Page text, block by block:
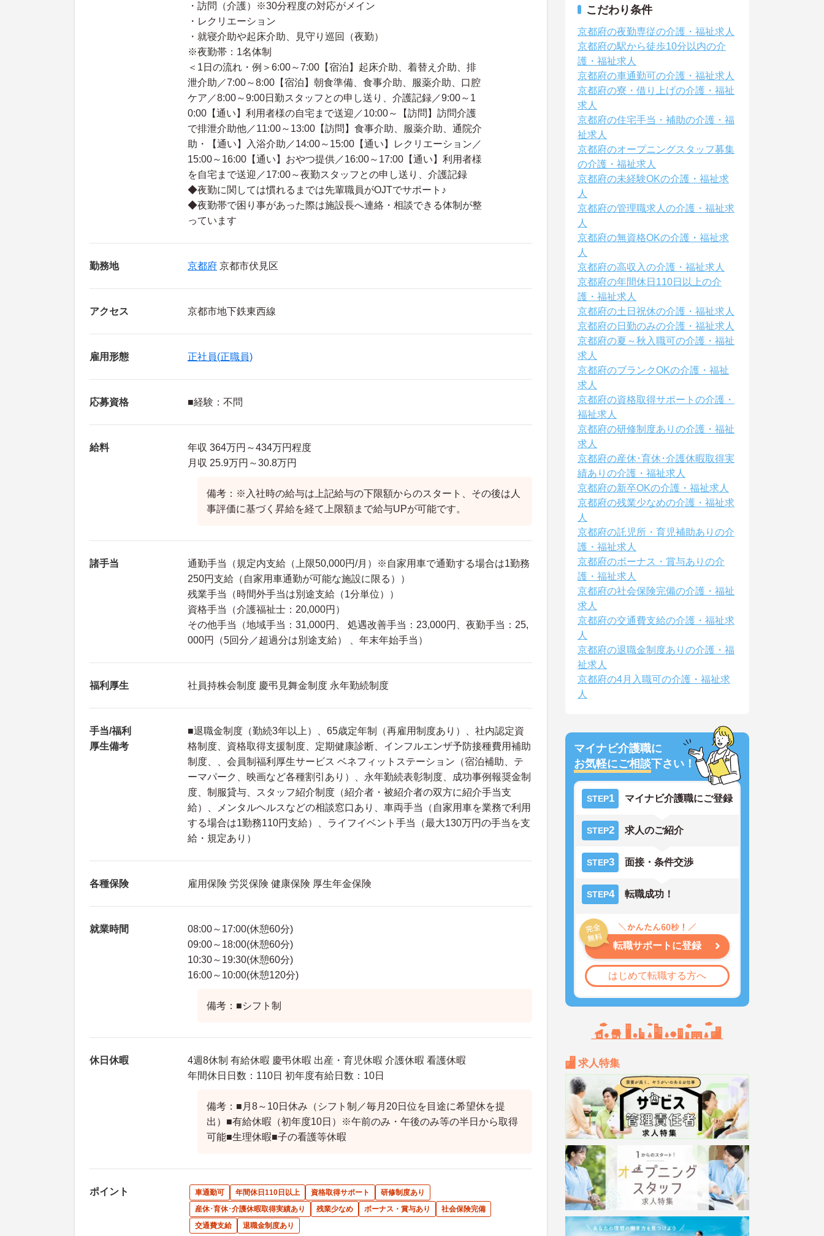
・訪問（介護）※30分程度の対応がメイン
・レクリエーション
・就寝介助や起床介助、見守り巡回（夜勤）
※夜勤帯：1名体制
＜1日の流れ・例＞6:00～7:00【宿泊】起床介助、着替え介助、排
泄介助／7:00～8:00【宿泊】朝食準備、食事介助、服薬介助、口腔
ケア／8:00～9:00日勤スタッフとの申し送り、介護記録／9:00～1
0:00【通い】利用者様の自宅まで送迎／10:00～【訪問】訪問介護
で排泄介助他／11:00～13:00【訪問】食事介助、服薬介助、通院介
助・【通い】入浴介助／14:00～15:00【通い】レクリエーション／
15:00～16:00【通い】おやつ提供／16:00～17:00【通い】利用者様
を自宅まで送迎／17:00～夜勤スタッフとの申し送り、介護記録
◆夜勤に関しては慣れるまでは先輩職員がOJTでサポート♪
◆夜勤帯で困り事があった際は施設長へ連絡・相談できる体制が整
っています
勤務地 京都府 京都市伏見区
アクセス 京都市地下鉄東西線
雇用形態 正社員(正職員)
応募資格 ■経験：不問
給料
年収 364万円～434万円程度
月収 25.9万円～30.8万円
備考：※入社時の給与は上記給与の下限額からのスタート、その後は人
事評価に基づく昇給を経て上限額まで給与UPが可能です。
諸手当
通勤手当（規定内支給（上限50,000円/月）※自家用車で通勤する場合は1勤務
250円支給（自家用車通勤が可能な施設に限る））
残業手当（時間外手当は別途支給（1分単位））
資格手当（介護福祉士：20,000円）
その他手当（地域手当：31,000円、 処遇改善手当：23,000円、夜勤手当：25,
000円（5回分／超過分は別途支給） 、年末年始手当）
福利厚生 社員持株会制度 慶弔見舞金制度 永年勤続制度
手当/福利
厚生備考
■退職金制度（勤続3年以上）、65歳定年制（再雇用制度あり）、社内認定資
格制度、資格取得支援制度、定期健康診断、インフルエンザ予防接種費用補助
制度、、会員制福利厚生サービス ベネフィットステーション（宿泊補助、テ
ーマパーク、映画など各種割引あり）、永年勤続表彰制度、成功事例報奨金制
度、制服貸与、スタッフ紹介制度（紹介者・被紹介者の双方に紹介手当支
給）、メンタルヘルスなどの相談窓口あり、車両手当（自家用車を業務で利用
する場合は1勤務110円支給）、ライフイベント手当（最大130万円の手当を支
給・規定あり）
各種保険 雇用保険 労災保険 健康保険 厚生年金保険
就業時間
08:00～17:00(休憩60分)
09:00～18:00(休憩60分)
10:30～19:30(休憩60分)
16:00～10:00(休憩120分)
備考：■シフト制
休日休暇
4週8休制 有給休暇 慶弔休暇 出産・育児休暇 介護休暇 看護休暇
年間休日日数：110日 初年度有給日数：10日
備考：■月8～10日休み（シフト制／毎月20日位を目途に希望休を提
出）■有給休暇（初年度10日）※午前のみ・午後のみ等の半日から取得
可能■生理休暇■子の看護等休暇
ポイント 車通勤可 年間休日110日以上 資格取得サポート
研修制度あり
産休･育休･介護休暇取得実績あり
残業少なめ ボーナス・賞与あり
社会保険完備
交通費支給
退職金制度あり
こだわり条件
京都府の夜勤専従の介護・福祉求人
京都府の駅から徒歩10分以内の介
護・福祉求人
京都府の車通勤可の介護・福祉求人
京都府の寮・借り上げの介護・福祉
求人
京都府の住宅手当・補助の介護・福
祉求人
京都府のオープニングスタッフ募集
の介護・福祉求人
京都府の未経験OKの介護・福祉求
人
京都府の管理職求人の介護・福祉求
人
京都府の無資格OKの介護・福祉求
人
京都府の高収入の介護・福祉求人
京都府の年間休日110日以上の介
護・福祉求人
京都府の土日祝休の介護・福祉求人
京都府の日勤のみの介護・福祉求人
京都府の夏～秋入職可の介護・福祉
求人
京都府のブランクOKの介護・福祉
求人
京都府の資格取得サポートの介護・
福祉求人
京都府の研修制度ありの介護・福祉
求人
京都府の産休･育休･介護休暇取得実
績ありの介護・福祉求人
京都府の新卒OKの介護・福祉求人
京都府の残業少なめの介護・福祉求
人
京都府の託児所・育児補助ありの介
護・福祉求人
京都府のボーナス・賞与ありの介
護・福祉求人
京都府の社会保険完備の介護・福祉
求人
京都府の交通費支給の介護・福祉求
人
京都府の退職金制度ありの介護・福
祉求人
京都府の4月入職可の介護・福祉求
人
マイナビ介護職に
お気軽にご相談下さい！
STEP1 マイナビ介護職にご登録
STEP2 求人のご紹介
STEP3 面接・条件交渉
STEP4 転職成功！
転職サポートに登録
はじめて転職する方へ
求人特集